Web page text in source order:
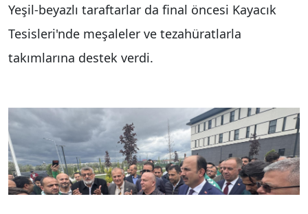
Yeşil-beyazlı taraftarlar da final öncesi Kayacık
Tesisleri'nde meşaleler ve tezahüratlarla
takımlarına destek verdi.